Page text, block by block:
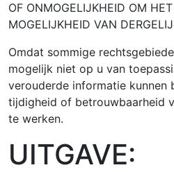
OF ONMOGELIJKHEID OM
MOGELIJKHEID VAN
Omdat sommige
mogelijk niet op u van
verouderde informatie kunnen
tijdigheid of betrouwbaarheid
te werken.
UITGAVE: